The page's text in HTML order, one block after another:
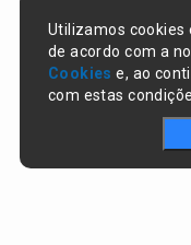
Utilizamos cookies
de acordo com a
Cookies e, ao
com estas